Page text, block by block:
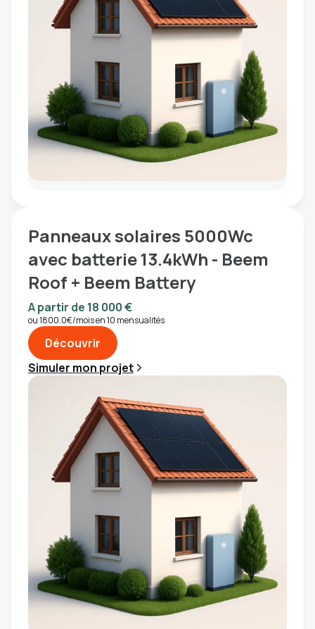
Panneaux solaires 5000Wc
avec batterie 13.4kWh - Beem
Roof + Beem Battery
A partir de 18 000 €
ou 1800.0€/mois en 10 mensualités
Découvrir
Simuler mon projet